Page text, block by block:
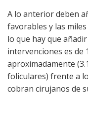
A lo anterior deben
favorables y las
lo que hay que
intervenciones es
aproximadamente
foliculares) frente a
cobran cirujanos de